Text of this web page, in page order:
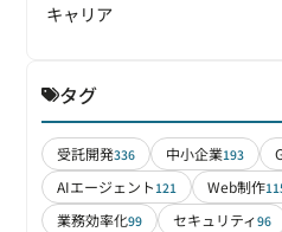
キャリア
タグ
受託開発336 中小企業193
AIエージェント 121 Web制作
業務効率化99 セキュリティ96